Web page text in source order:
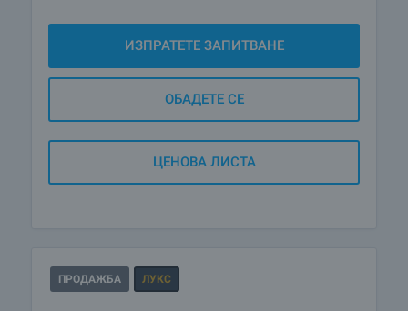
ИЗПРАТЕТЕ ЗАПИТВАНЕ
ОБАДЕТЕ СЕ
ЦЕНОВА ЛИСТА
ПРОДАЖБА ЛУКС